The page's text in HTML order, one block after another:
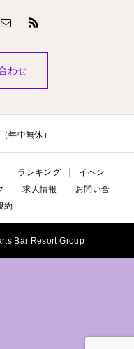
わせ
年中無休）
ランキング
イベン
求人情報
お問い合
約
Bar Resort Group